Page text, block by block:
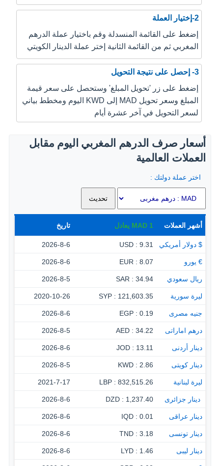
2-إختيار العملة
إضغط على القائمة المنسدلة وقم باختيار عملة الدرهم
المغربي ثم من القائمة الثانية إختر عملة الدينار الكويتي
3- إحصل على نتيجة التحويل
إضغط على زر 'تحويل المبلغ' وستحصل على سعر قيمة
المبلغ وسعر تحويل MAD إلى KWD اليوم ومخطط بياني
لسعر التحويل في آخر عشرة أيام
أسعار صرف الدرهم المغربي اليوم مقابل
العملات العالمية
اختر عملة دولتك :
أشهر العملات 1
MAD يعادل تاريخ
$ دولار أمريكي 9.31 : USD
2026-8-6
€ يورو 8.07 : EUR
2026-8-6
ريال سعودي 34.94 : SAR
2026-8-5
ليرة سورية 121,603.35 : SYP
2020-10-26
جنيه مصرى 0.19 : EGP
2026-8-6
درهم اماراتى 34.22 : AED
2026-8-5
دينار أردنى 13.11 : JOD
2026-8-6
دينار كويتى 2.86 : KWD
2026-8-5
ليرة لبنانية 832,515.26 : LBP
2021-7-17
‏ دينار جزائرى 1,237.40 : DZD
2026-8-6
دينار عراقى 0.01 : IQD
2026-8-6
دينار تونسى 3.18 : TND
2026-8-6
دينار ليبى 1.46 : LYD
2026-8-6